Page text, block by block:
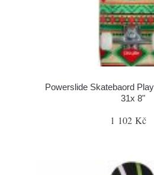
Powerslide Skatebaord
31x 8"
1 102 Kč